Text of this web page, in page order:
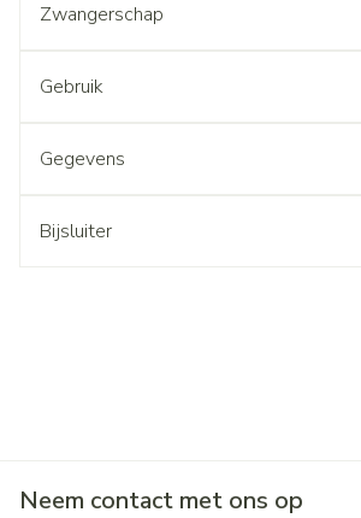
Zwangerschap
Gebruik
Gegevens
Bijsluiter
Neem contact met ons op